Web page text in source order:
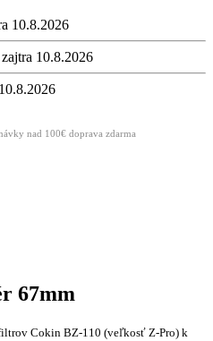
10.8.2026
10.8.2026
nad 100€ doprava zdarma
67mm
Cokin BZ-110 (veľkosť Z-Pro) k